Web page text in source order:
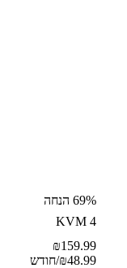
69% הנחה
KVM 4
159.99
₪
48.99
₪/חודש